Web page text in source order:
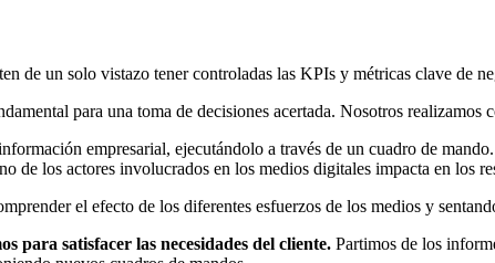
de un solo vistazo tener controladas las KPIs y métricas clave de
para una toma de decisiones acertada. Nosotros
empresarial, ejecutándolo a través de un cuadro de
de los actores involucrados en los medios digitales impacta en los
el efecto de los diferentes esfuerzos de los medios y
para satisfacer las necesidades del cliente. Partimos de los